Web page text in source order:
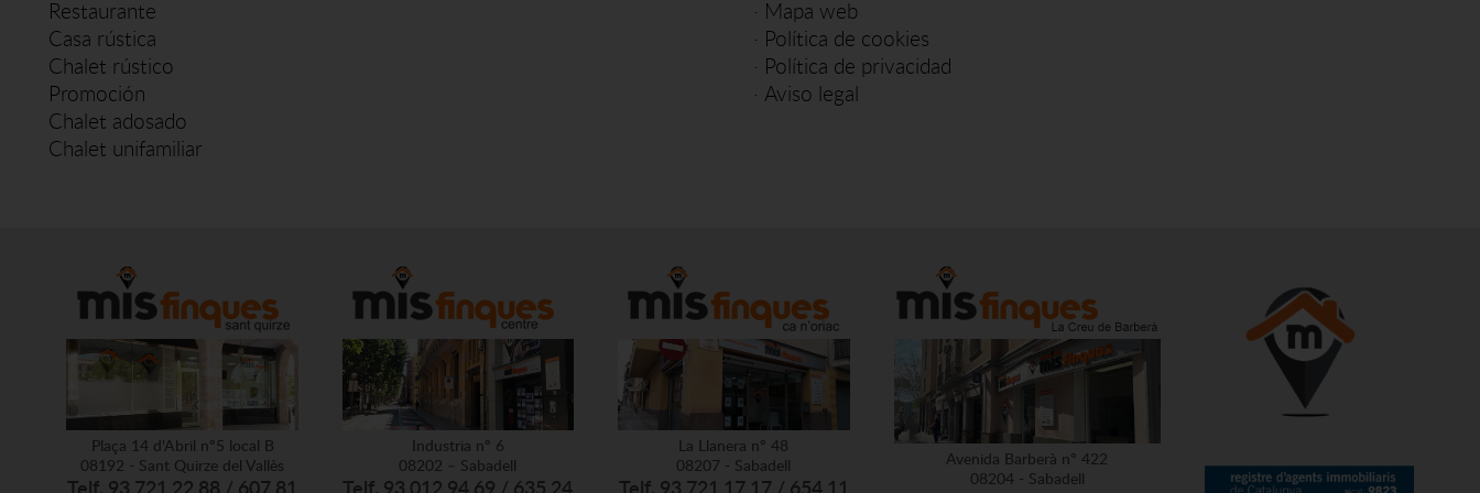
Restaurante
Casa rústica
Chalet rústico
Promoción
Chalet adosado
Chalet unifamiliar
· Mapa web
· Política de cookies
· Política de privacidad
· Aviso legal
Plaça 14 d'Abril nº5 local B
08192 - Sant Quirze del Vallès
Telf. 93 721 22 88 / 607 81
Industria nº 6
08202 – Sabadell
Telf. 93 012 94 69 / 635 24
La Llanera nº 48
08207 - Sabadell
Telf. 93 721 17 17 / 654 11
Avenida Barberà nº 422
08204 - Sabadell